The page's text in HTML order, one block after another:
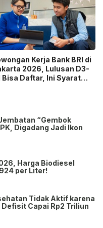
Kerja Bank BRI di
2026, Lulusan D3-
Bisa Daftar, Ini Syarat
“Gembok
Digadang Jadi Ikon
Harga Biodiesel
per Liter!
Tidak Aktif karena
Capai Rp2 Triliun